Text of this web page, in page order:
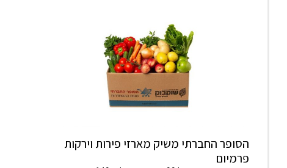
הסופר החברתי משיק מארזי פירות וירקות
פרמיום